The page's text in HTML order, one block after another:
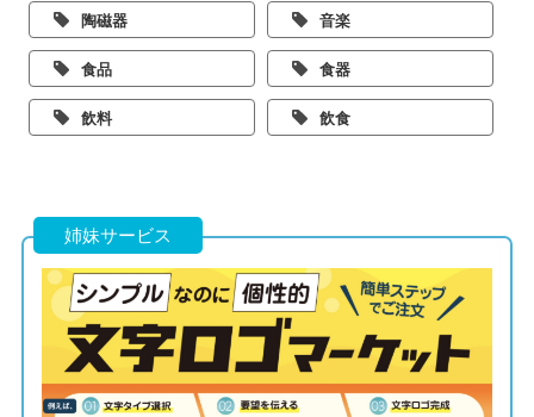
陶磁器 音楽
食品 食器
飲料 飲食
姉妹サービス